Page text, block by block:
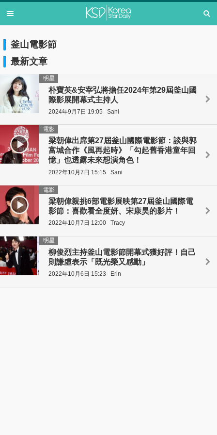
釜山電影節
最新文章
朴寶英&安宰弘將擔任2024年第29屆釜山國
際影展開幕式主持人
明星
2024年9月7日 19:05 Sani
梁朝偉出席第27屆釜山國際電影節：談與郭
富城合作《風再起時》「勾起舊香港童年回
憶」也透露未來想演角色！
電影
2022年10月7日 15:15 Sani
梁朝偉親挑6部電影展映第27屆釜山國際電
影節：喜歡看全度妍、宋康昊的影片！
電影
2022年10月7日 12:00 Tracy
柳俊烈主持釜山電影節開幕式獲好評！自己
則謙虛表示「既光榮又感動」
明星
2022年10月6日 15:23 Erin